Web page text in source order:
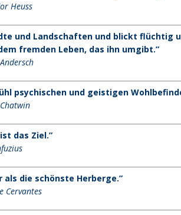
Heuss
und Landschaften und blickt flüchtig
fremden Leben, das ihn umgibt.”
psychischen und geistigen
das Ziel.”
als die schönste Herberge.”
Cervantes